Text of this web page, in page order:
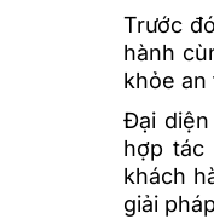
Trước
hành
khỏe an
Đại diện
hợp tác
khách
giải